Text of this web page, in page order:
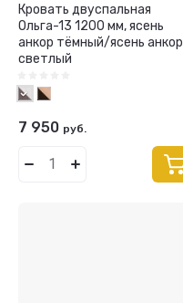
Кровать двуспальная
Ольга-13 1200 мм, ясень
анкор тёмный/ясень анкор
светлый
7 950 руб.